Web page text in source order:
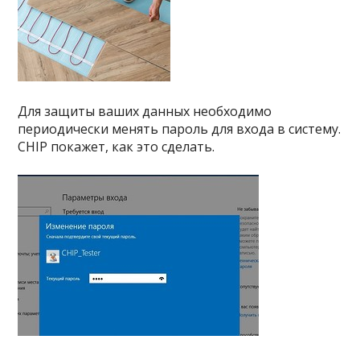
Для защиты ваших данных необходимо
периодически менять пароль для входа в систему.
CHIP покажет, как это сделать.